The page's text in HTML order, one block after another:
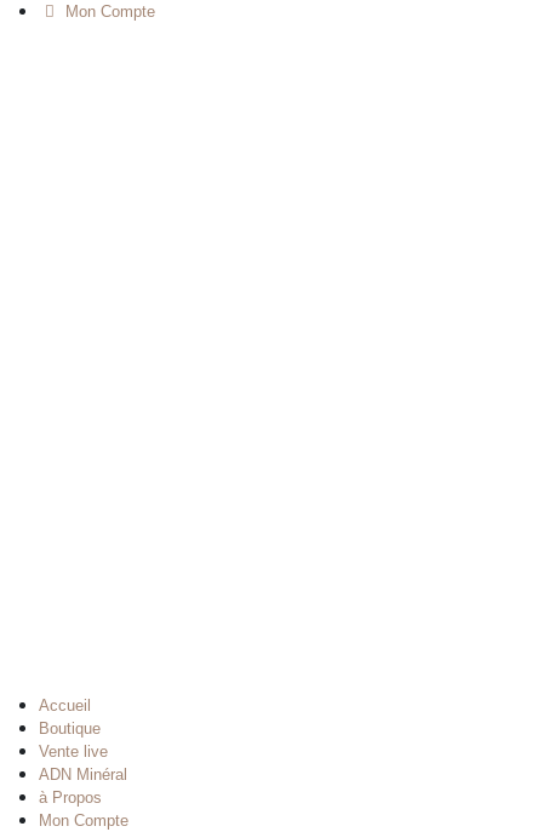
Mon Compte
Accueil
Boutique
Vente live
ADN Minéral
à Propos
Mon Compte